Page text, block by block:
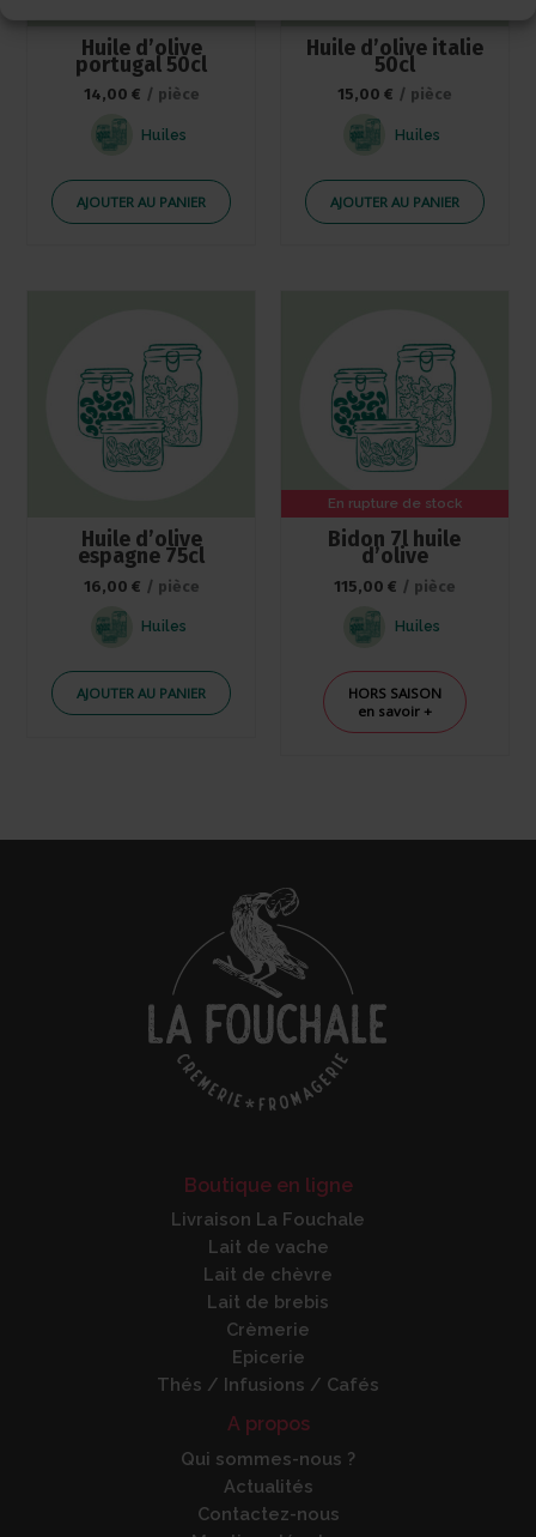
Huile d’olive
portugal 50cl
14,00 € / pièce
Huiles
AJOUTER AU PANIER
Huile d’olive italie
50cl
15,00 € / pièce
Huiles
AJOUTER AU PANIER
Huile d’olive
espagne 75cl
16,00 € / pièce
Huiles
AJOUTER AU PANIER
En rupture de stock
Bidon 7l huile
d’olive
115,00 € / pièce
Huiles
HORS SAISON
en savoir +
Boutique en ligne
Livraison La Fouchale
Lait de vache
Lait de chèvre
Lait de brebis
Crèmerie
Epicerie
Thés / Infusions / Cafés
A propos
Qui sommes-nous ?
Actualités
Contactez-nous